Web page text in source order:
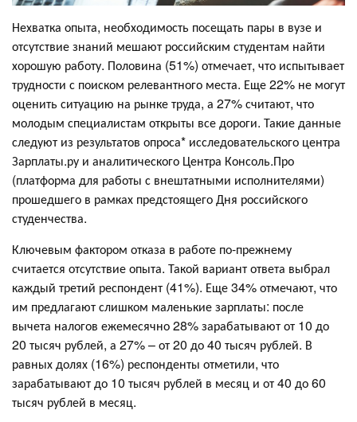
Нехватка опыта, необходимость посещать пары в вузе и
отсутствие знаний мешают российским студентам найти
хорошую работу. Половина (51%) отмечает, что испытывает
трудности с поиском релевантного места. Еще 22% не могут
оценить ситуацию на рынке труда, а 27% считают, что
молодым специалистам открыты все дороги. Такие данные
следуют из результатов опроса* исследовательского центра
Зарплаты.ру и аналитического Центра Консоль.Про
(платформа для работы с внештатными исполнителями)
прошедшего в рамках предстоящего Дня российского
студенчества.
Ключевым фактором отказа в работе по-прежнему
считается отсутствие опыта. Такой вариант ответа выбрал
каждый третий респондент (41%). Еще 34% отмечают, что
им предлагают слишком маленькие зарплаты: после
вычета налогов ежемесячно 28% зарабатывают от 10 до
20 тысяч рублей, а 27% – от 20 до 40 тысяч рублей. В
равных долях (16%) респонденты отметили, что
зарабатывают до 10 тысяч рублей в месяц и от 40 до 60
тысяч рублей в месяц.